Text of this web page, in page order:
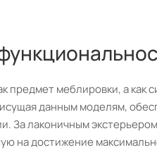
предмет меблировки, а
данным моделям,
За лаконичным
на достижение